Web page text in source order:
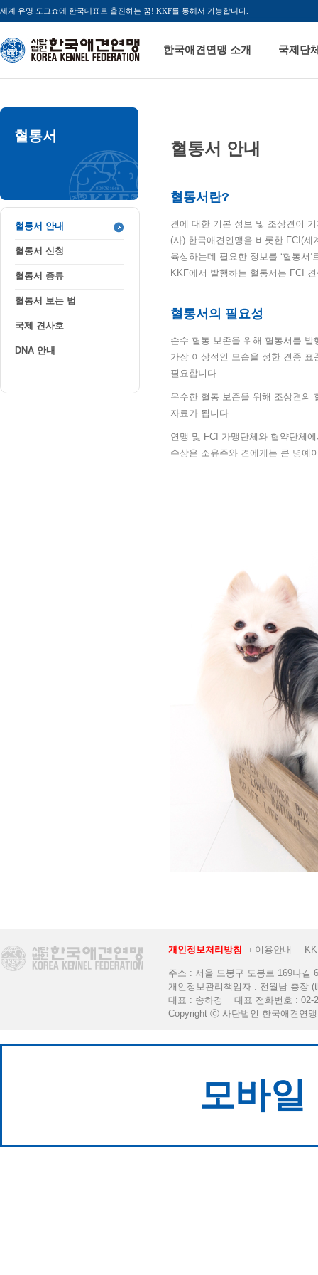
세계 유명 도그쇼에 한국대표로 출진하는 꿈! KKF를 통해서 가능합니다.
한국애견연맹 소개 국제단
혈통서
혈통서 안내
혈통서 신청
혈통서 종류
혈통서 보는 법
국제 견사호
DNA 안내
혈통서 안내
혈통서란?
견에 대한 기본 정보 및 조상견이
(사) 한국애견연맹을 비롯한 FCI(
육성하는데 필요한 정보를 ‘혈통서
KKF에서 발행하는 혈통서는 FCI
혈통서의 필요성
순수 혈통 보존을 위해 혈통서를
가장 이상적인 모습을 정한 견종
필요합니다.
우수한 혈통 보존을 위해 조상견의
자료가 됩니다.
연맹 및 FCI 가맹단체와 협약단체
수상은 소유주와 견에게는 큰 명예
개인정보처리방침 이용안내
주소 : 서울 도봉구 도봉로 169나길
개인정보관리책임자 : 전월남 총장
대표 : 송하경 대표 전화번호 :
Copyright ⓒ 사단법인 한국애견연
모바일